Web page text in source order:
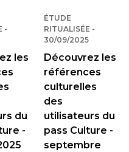
- PUBLIÉ LE
les
du
-
ÉTUDE
RITUALISÉE-
30/09/2025
Découvrez les
références
culturelles
des
utilisateurs du
pass Culture -
septembre